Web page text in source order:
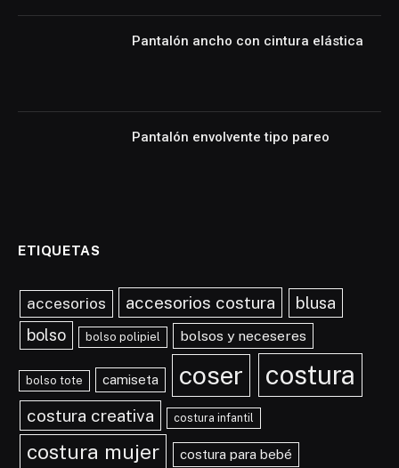
Pantalón ancho con cintura elástica
Pantalón envolvente tipo pareo
ETIQUETAS
accesorios accesorios costura blusa
bolso bolso polipiel bolsos y neceseres
bolso tote camiseta coser costura
costura creativa costura infantil
costura mujer costura para bebé